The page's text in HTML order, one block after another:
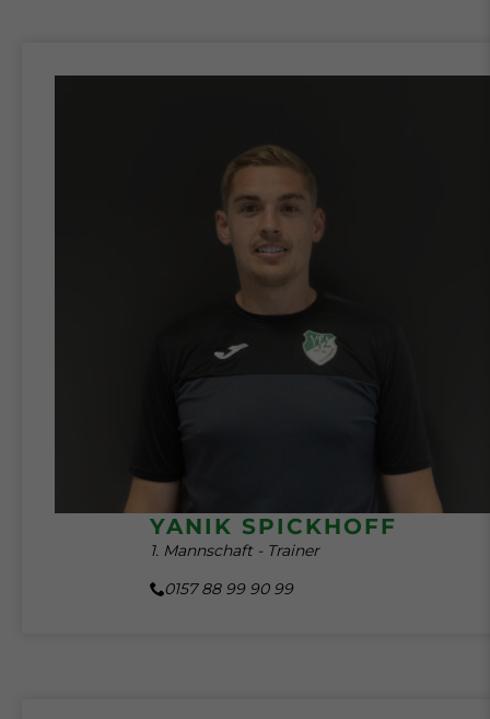
YANIK SPICKHOFF
1. Mannschaft - Trainer
0157 88 99 90 99